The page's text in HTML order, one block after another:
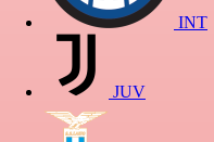
INT
JUV